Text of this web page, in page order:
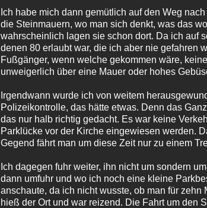
Ich habe mich dann gemütlich auf den Weg
die Steinmauern, wo man sich denkt, was das
wahrscheinlich lagen sie schon dort. Da ich auf
denen 80 erlaubt war, die ich aber nie gefahren
Fußgänger, wenn welche gekommen wäre,
unweigerlich über eine Mauer oder hohes
Irgendwann wurde ich von weitem
Polizeikontrolle, das hätte etwas. Denn das
das nur halb richtig gedacht. Es war keine
Parklücke vor der Kirche eingewiesen werden.
Gegend fährt man um diese Zeit nur zu einem
Ich dagegen fuhr weiter, ihn nicht um sondern
dann umfuhr und wo ich noch eine kleine
anschaute, da ich nicht wusste, ob man für
hieß der Ort und war reizend. Die Fahrt um den